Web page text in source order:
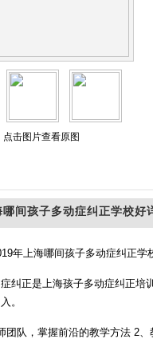
点击图片查看原图
间孩子多动症纠正学校好
年上海哪间孩子多动症纠正学
症纠正是上海孩子多动症纠正
。
团队，掌握前沿的教学方法 2